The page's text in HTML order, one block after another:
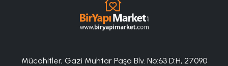
Mücahitler, Gazi Muhtar Paşa Blv. No:63 D:H, 27090